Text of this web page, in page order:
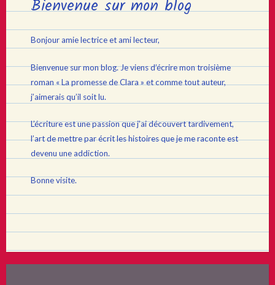
Bienvenue sur mon blog
Bonjour amie lectrice et ami lecteur,
Bienvenue sur mon blog. Je viens d’écrire mon troisième
roman « La promesse de Clara » et comme tout auteur,
j’aimerais qu’il soit lu.
L’écriture est une passion que j’ai découvert tardivement,
l’art de mettre par écrit les histoires que je me raconte est
devenu une addiction.
Bonne visite.